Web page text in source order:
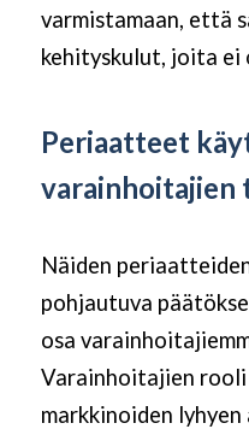
varmistamaan, että
kehityskulut, joita ei
Periaatteet
varainhoitajien
Näiden
pohjautuva
osa
Varainhoitajien
markkinoiden